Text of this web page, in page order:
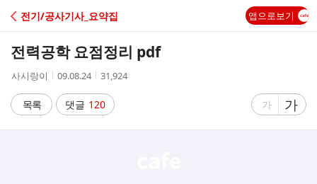
C
A
전기/공사기사_요약집 앱으로보기
전력공학 요점정리 pdf
작
자
사시랑이
작
시
간
09.08.24
조
수
31,924
목록 댓글 120
글
가
글
자
가